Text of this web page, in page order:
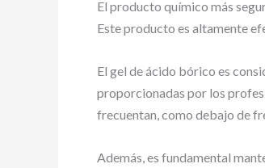
El producto químico más
Este producto es altamente
El gel de ácido bórico es
proporcionadas por los
frecuentan, como debajo de
Además, es fundamental